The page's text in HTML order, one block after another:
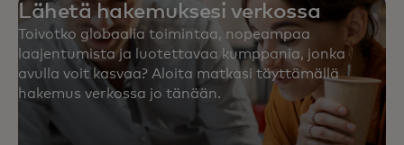
Lähetä hakemuksesi verkossa
Toivotko globaalia toimintaa, nopeampaa
laajentumista ja luotettavaa kumppania, jonka
avulla voit kasvaa? Aloita matkasi täyttämällä
hakemus verkossa jo tänään.